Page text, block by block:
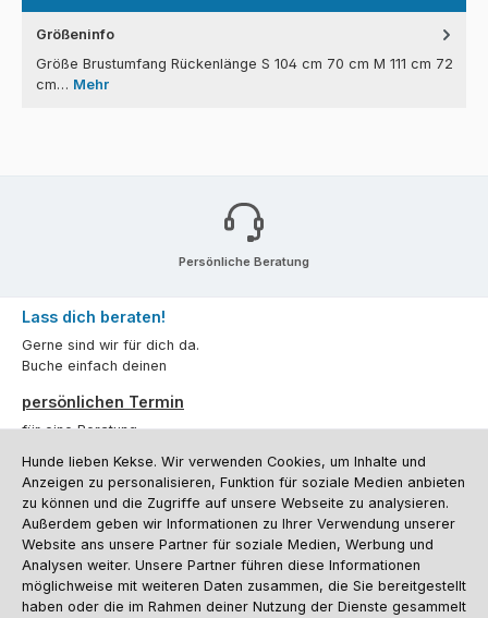
Größeninfo
Größe Brustumfang Rückenlänge S 104 cm 70 cm M 111 cm 72
cm… Mehr
Persönliche Beratung
Lass dich beraten!
Gerne sind wir für dich da.
Buche einfach deinen
persönlichen Termin
für eine Beratung.
Oder über unserKontaktformular.
Vertrag widerrufen
Kundenservice
Hunde lieben Kekse. Wir verwenden Cookies, um Inhalte und
Anzeigen zu personalisieren, Funktion für soziale Medien anbieten
zu können und die Zugriffe auf unsere Webseite zu analysieren.
Außerdem geben wir Informationen zu Ihrer Verwendung unserer
Website ans unsere Partner für soziale Medien, Werbung und
Analysen weiter. Unsere Partner führen diese Informationen
möglichweise mit weiteren Daten zusammen, die Sie bereitgestellt
haben oder die im Rahmen deiner Nutzung der Dienste gesammelt